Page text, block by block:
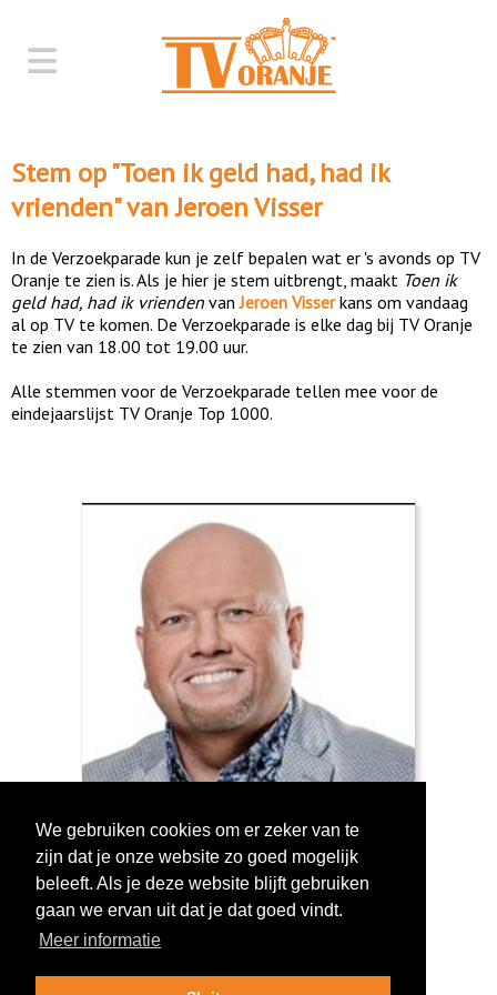
Stem op "Toen ik geld had, had ik
vrienden" vanJeroen Visser
In de Verzoekparade kun je zelf bepalen wat er 's avonds op TV
Oranje te zien is. Als je hier je stem uitbrengt, maakt Toen ik
geld had, had ik vrienden vanJeroen Visserkans om vandaag
al op TV te komen. De Verzoekparade is elke dag bij TV Oranje
te zien van 18.00 tot 19.00 uur.
Alle stemmen voor de Verzoekparade tellen mee voor de
eindejaarslijst TV Oranje Top 1000.
Log in om te stemmen!
We gebruiken cookies om er zeker van te
zijn dat je onze website zo goed mogelijk
beleeft. Als je deze website blijft gebruiken
gaan we ervan uit dat je dat goed vindt.
Meer informatie